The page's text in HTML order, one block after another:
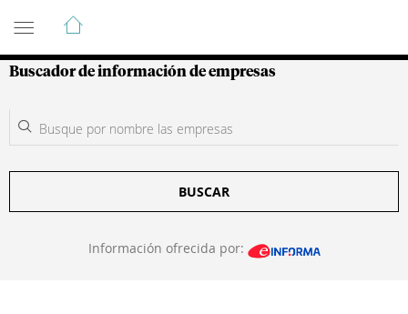
Guía de Empresas Colombianas
Buscador de información de empresas
BUSCAR
Información ofrecida por: